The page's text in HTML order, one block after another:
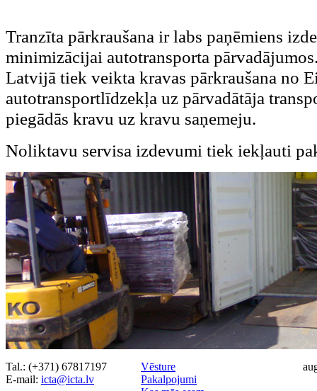
Tranzīta pārkraušana ir labs paņēmiens
minimizācijai autotransporta
Latvijā tiek veikta kravas pārkraušana no
autotransportlīdzekļa uz pārvadātāja
piegādās kravu uz kravu saņemeju.
Noliktavu servisa izdevumi tiek iekļauti
Tal.: (+371) 67817197
Е-mail: icta@icta.lv
Vēsture
Pakalpojumi